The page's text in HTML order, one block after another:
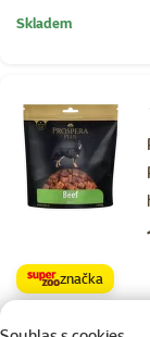
Skladem
značka